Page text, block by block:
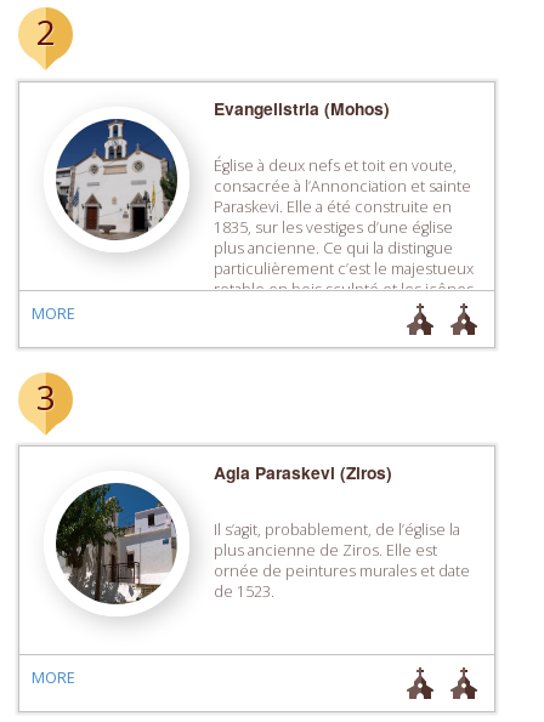
2
Evangelistria (Mohos)
Église à deux nefs et toit en voute,
consacrée à l’Annonciation et sainte
Paraskevi. Elle a été construite en
1835, sur les vestiges d’une église
plus ancienne. Ce qui la distingue
particulièrement c’est le majestueux
retable en bois sculpté et les icônes
qui datent du 15e et du 16e siècle.
MORE
3
Agia Paraskevi (Ziros)
Il s’agit, probablement, de l’église la
plus ancienne de Ziros. Elle est
ornée de peintures murales et date
de 1523.
MORE